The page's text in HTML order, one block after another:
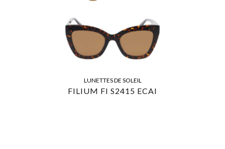
LUNETTES DE SOLEIL
FILIUM FI S2415 ECAI